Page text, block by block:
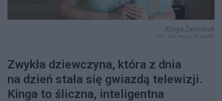
Zwykła dziewczyna, która z dnia
na dzień stała się gwiazdą telewizji.
Kinga to śliczna, inteligentna